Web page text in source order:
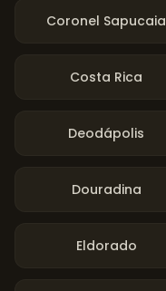
Coronel Sapucaia
Costa Rica
Deodápolis
Douradina
Eldorado